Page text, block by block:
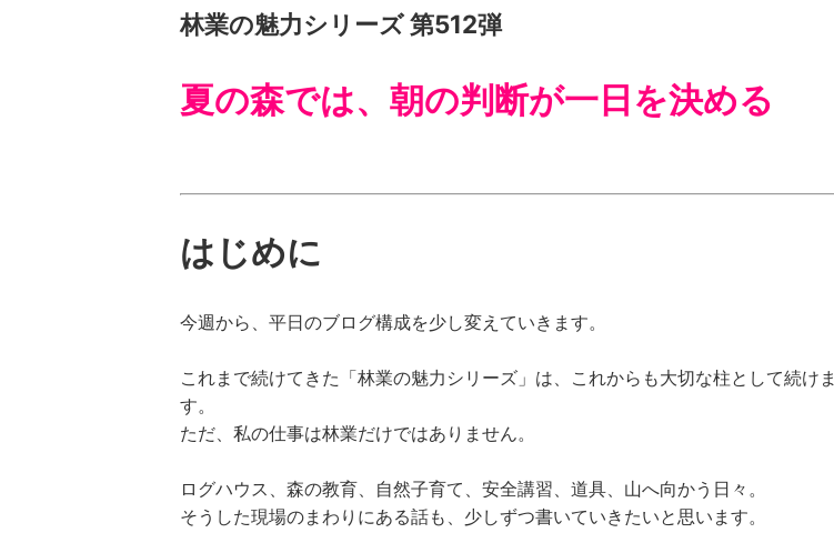
林業の魅力シリーズ 第512弾
夏の森では、朝の判断が一日を決める
はじめに
今週から、平日のブログ構成を少し変えていきます。
これまで続けてきた「林業の魅力シリーズ」は、これからも大切な柱として続けま
す。
ただ、私の仕事は林業だけではありません。
ログハウス、森の教育、自然子育て、安全講習、道具、山へ向かう日々。
そうした現場のまわりにある話も、少しずつ書いていきたいと思います。